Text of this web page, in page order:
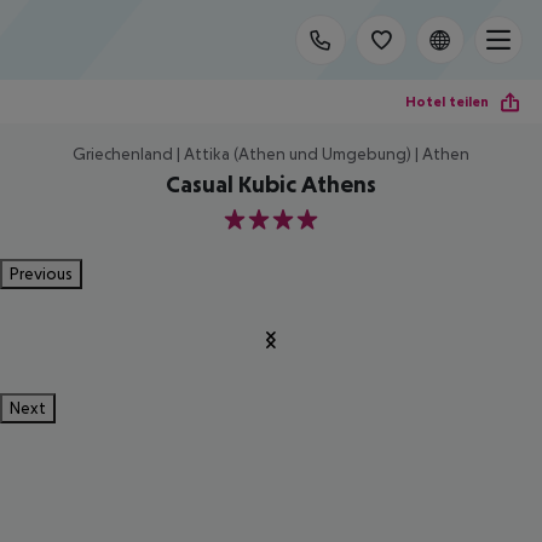
Hotel teilen
Griechenland | Attika (Athen und Umgebung) | Athen
Casual Kubic Athens
4
Previous
Next